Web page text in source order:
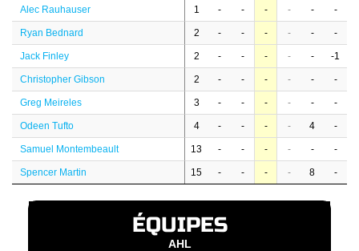
Alec Rauhauser 1 - - - - - -
Ryan Bednard 2 - - - - - -
Jack Finley 2 - - - - - -1
Christopher Gibson 2 - - - - - -
Greg Meireles 3 - - - - - -
Odeen Tufto 4 - - - - 4 -
Samuel Montembeault 13 - - - - - -
Spencer Martin 15 - - - - 8 -
ÉQUIPES
AHL